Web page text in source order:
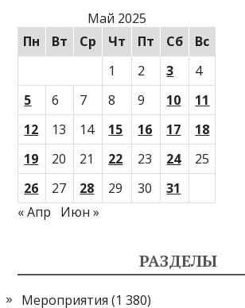
Май 2025
Пн
Вт Ср Чт Пт Сб
Вс
1
2 3
4
5
6 7 8 9 10
11
12
13 14 15 16 17
18
19
20 21 22 23 24
25
26
27 28 29 30
31
« Апр
Июн »
РАЗДЕЛЫ
Мероприятия (1 380)